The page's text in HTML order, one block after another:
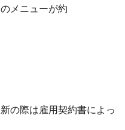
メニューが約
の際は雇用契約書によっ